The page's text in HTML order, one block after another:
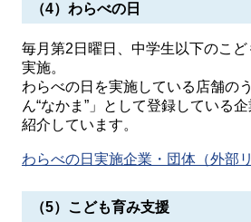
（4）わらべの日
毎月第2日曜日、中学生以下のこ
実施。
わらべの日を実施している店舗の
ん“なかま”」として登録している
紹介しています。
わらべの日実施企業・団体（外部リ
（5）こども育み支援